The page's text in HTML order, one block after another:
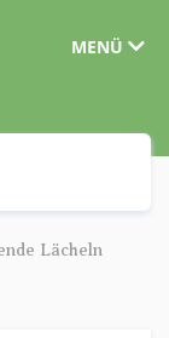
MENÜ
Lächeln